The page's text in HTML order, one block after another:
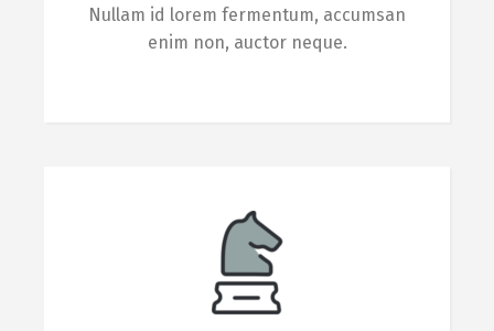
Nullam id lorem fermentum, accumsan
enim non, auctor neque.